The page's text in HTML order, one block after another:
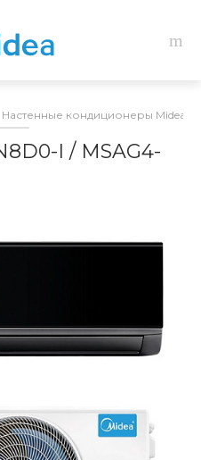
Настенные кондиционеры Midea
I / MSAG4-